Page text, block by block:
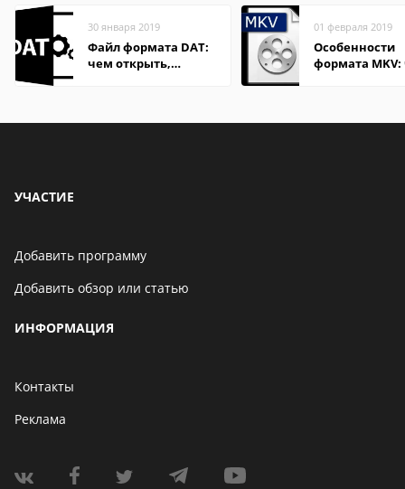
30 января 2019
Файл формата DAT:
чем открыть,
01 февраля 2019
Особенности
формата
УЧАСТИЕ
Добавить программу
Добавить обзор или статью
ИНФОРМАЦИЯ
Контакты
Реклама